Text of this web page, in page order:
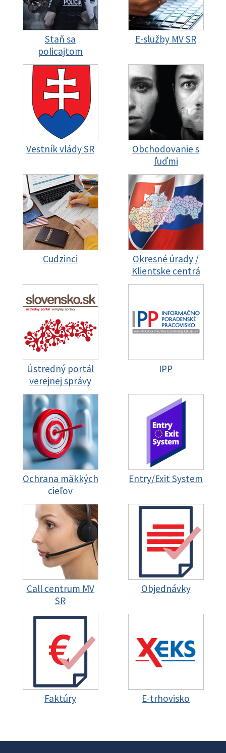
Staň sa
policajtom
E-služby MV SR
Vestník vlády SR
Obchodovanie s
ľuďmi
Cudzinci
Okresné úrady /
Klientske centrá
Ústredný portál
verejnej správy
IPP
Ochrana mäkkých
cieľov
Entry/Exit System
Call centrum MV
SR
Objednávky
Faktúry E-trhovisko